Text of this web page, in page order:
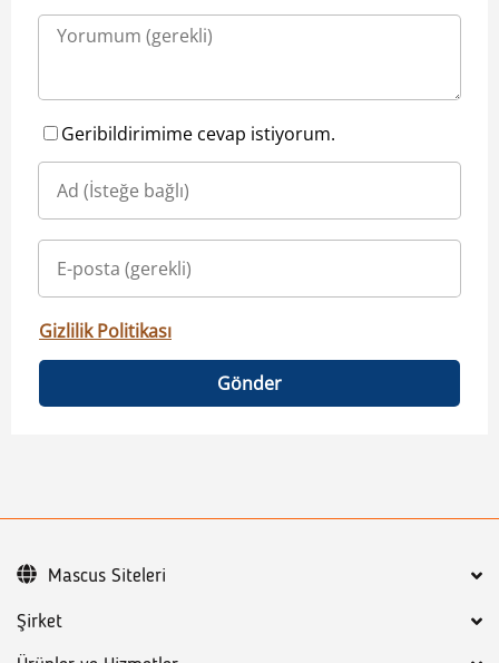
Geribildirimime cevap istiyorum.
Gizlilik Politikası
Gönder
Şirket
Mascus Siteleri